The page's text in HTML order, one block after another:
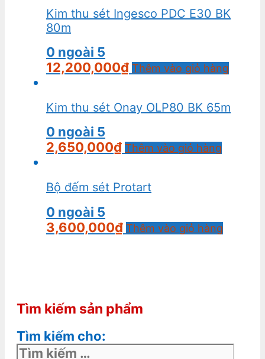
Kim thu sét Ingesco PDC E30 BK
80m
0 ngoài 5
12,200,000₫ Thêm vào giỏ hàng
Kim thu sét Onay OLP80 BK 65m
0 ngoài 5
2,650,000₫ Thêm vào giỏ hàng
Bộ đếm sét Protart
0 ngoài 5
3,600,000₫ Thêm vào giỏ hàng
Tìm kiếm sản phẩm
Tìm kiếm cho: